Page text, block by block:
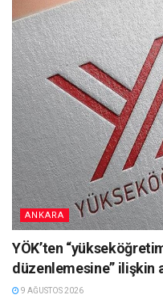
ANKARA
YÖK’ten
düzenlemesine” ilişkin
9 AĞUSTOS 2026